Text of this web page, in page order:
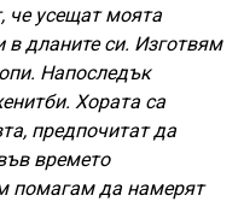
че усещат моята
в дланите си. Изготвям
Напоследък
Хората са
предпочитат да
времето
помагам да намерят